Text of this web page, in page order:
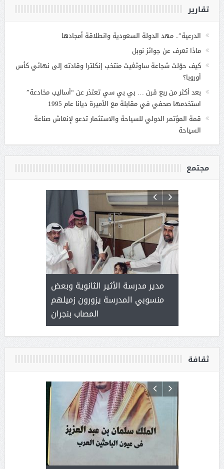
تقارير
الدرعية”.. مهد الدولة السعودية وانطلاقة أمجادها
ماذا تعرف عن جوائز نوبل
كيف حوّلت شجاعة ساوثغيت منتخب إنكلترا وقادته إلى نهائي كأس
أوروبا؟
بعد أكثر من ربع قرن … بي بي سي تعتذر عن “أساليب مخادعة”
استخدمها صحفي في مقابلة مع الأميرة ديانا عام 1995
قمة المؤتمر الدولي للسياحة والاستثمار تدعو لإنعاش صناعة
السياحة
مجتمع
( محمد
مدير مدرسة الأثير الثانوية وبعض
منسوبي المدرسة يزورون زميلهم
المصاب بنجران
) .. ميراث
ثقافة